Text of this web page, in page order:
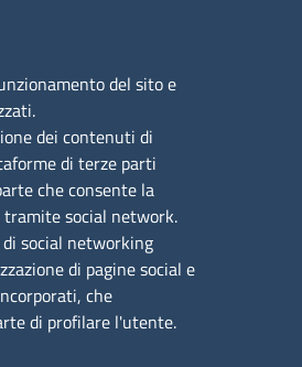
fatture elettroniche
del sito e
dei contenuti di
di terze parti
che consente la
social network.
social networking
di pagine social e
che
di profilare l'utente.